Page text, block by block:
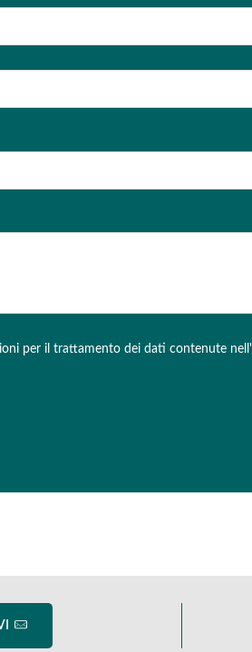
per il trattamento dei dati contenute nell'